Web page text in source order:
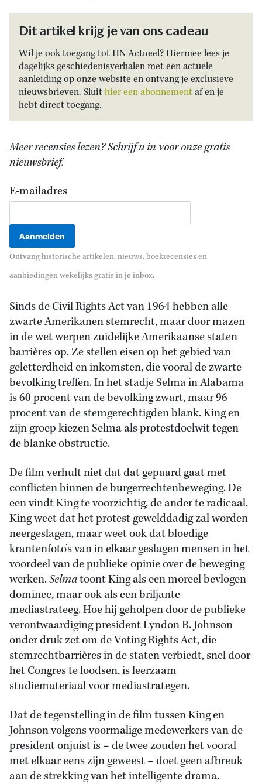
Dit artikel krijg je van ons cadeau
Wil je ook toegang tot HN Actueel? Hiermee lees je
dagelijks geschiedenisverhalen met een actuele
aanleiding op onze website en ontvang je exclusieve
nieuwsbrieven. Sluithier een abonnementaf en je
hebt direct toegang.
Meer recensies lezen? Schrijf u in voor onze gratis
nieuwsbrief.
E-mailadres
Ontvang historische artikelen, nieuws, boekrecensies en
aanbiedingen wekelijks gratis in je inbox.
Sinds de Civil Rights Act van 1964 hebben alle
zwarte Amerikanen stemrecht, maar door mazen
in de wet werpen zuidelijke Amerikaanse staten
barrières op. Ze stellen eisen op het gebied van
geletterdheid en inkomsten, die vooral de zwarte
bevolking treffen. In het stadje Selma in Alabama
is 60 procent van de bevolking zwart, maar 96
procent van de stemgerechtigden blank. King en
zijn groep kiezen Selma als protestdoelwit tegen
de blanke obstructie.
De film verhult niet dat dat gepaard gaat met
conflicten binnen de burgerrechtenbeweging. De
een vindt King te voorzichtig, de ander te radicaal.
King weet dat het protest gewelddadig zal worden
neergeslagen, maar weet ook dat bloedige
krantenfoto’s van in elkaar geslagen mensen in het
voordeel van de publieke opinie over de beweging
werken.Selmatoont King als een moreel bevlogen
dominee, maar ook als een briljante
mediastrateeg. Hoe hij geholpen door de publieke
verontwaardiging president Lyndon B. Johnson
onder druk zet om de Voting Rights Act, die
stemrechtbarrières in de staten verbiedt, snel door
het Congres te loodsen, is leerzaam
studiemateriaal voor mediastrategen.
Dat de tegenstelling in de film tussen King en
Johnson volgens voormalige medewerkers van de
president onjuist is – de twee zouden het vooral
met elkaar eens zijn geweest – doet geen afbreuk
aan de strekking van het intelligente drama.